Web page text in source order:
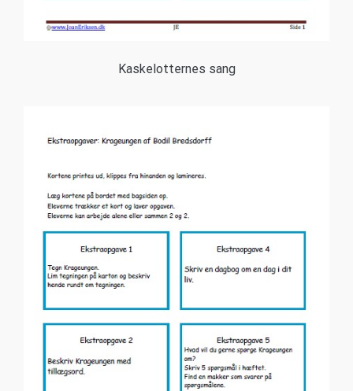
Kaskelotternes sang